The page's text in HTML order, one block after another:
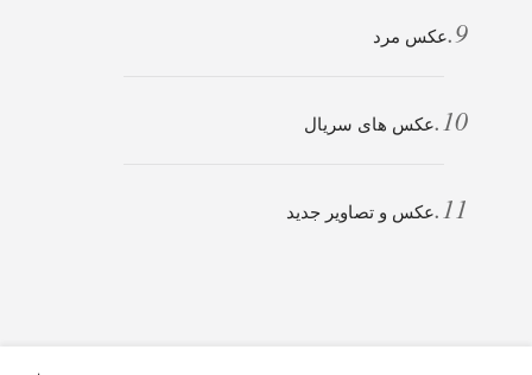
عکس مرد
عکس های سریال
عکس و تصاویر جدید